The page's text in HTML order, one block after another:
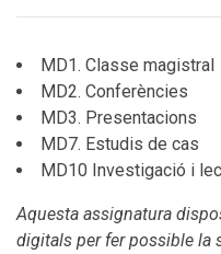
MD1. Classe magistral
MD2. Conferències
MD3. Presentacions
MD7. Estudis de cas
MD10 Investigació i
Aquesta assignatura
digitals per fer possible la